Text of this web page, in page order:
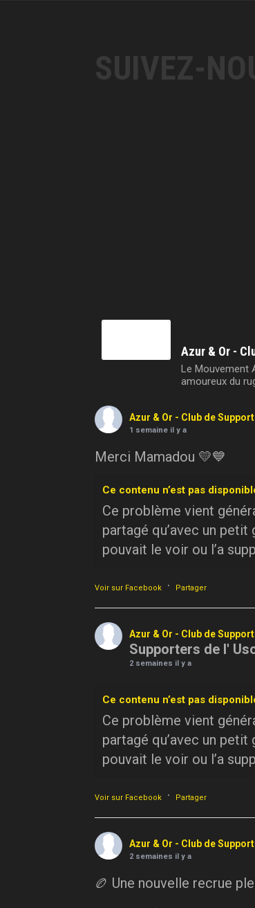
SUIVEZ-
Azur & Or -
Le Mouvement
amoureux du
Azur & Or - Club de
1 semaine il y a
Merci Mamadou 💛💙
Ce contenu n’est pas
Ce problème vient
partagé qu’avec un
pouvait le voir ou l’a
Voir sur Facebook · Partager
Azur & Or - Club de
Supporters de l'
2 semaines il y a
Ce contenu n’est pas
Ce problème vient
partagé qu’avec un
pouvait le voir ou l’a
Voir sur Facebook · Partager
Azur & Or - Club de
2 semaines il y a
🏉 Une nouvelle recrue